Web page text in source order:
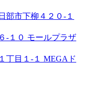
部市下柳４２０-１
-１０ モールプラザ
丁目１-１ MEGAド